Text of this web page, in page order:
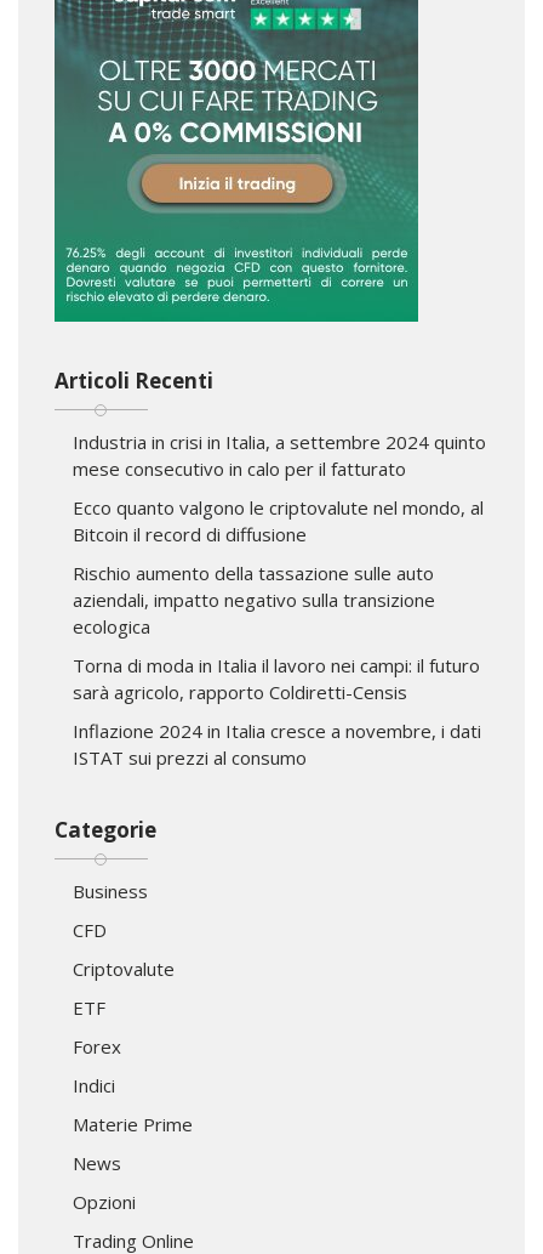
Articoli Recenti
Industria in crisi in Italia, a settembre 2024 quinto
mese consecutivo in calo per il fatturato
Ecco quanto valgono le criptovalute nel mondo, al
Bitcoin il record di diffusione
Rischio aumento della tassazione sulle auto
aziendali, impatto negativo sulla transizione
ecologica
Torna di moda in Italia il lavoro nei campi: il futuro
sarà agricolo, rapporto Coldiretti-Censis
Inflazione 2024 in Italia cresce a novembre, i dati
ISTAT sui prezzi al consumo
Categorie
Business
CFD
Criptovalute
ETF
Forex
Indici
Materie Prime
News
Opzioni
Trading Online